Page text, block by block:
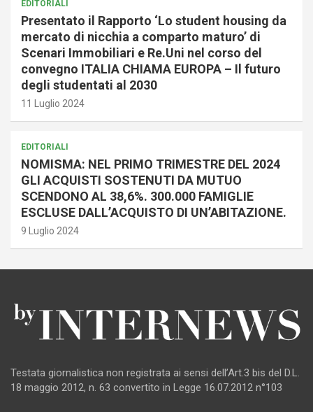
EDITORIALI
Presentato il Rapporto ‘Lo student housing da
mercato di nicchia a comparto maturo’ di
Scenari Immobiliari e Re.Uni nel corso del
convegno ITALIA CHIAMA EUROPA – Il futuro
degli studentati al 2030
11 Luglio 2024
EDITORIALI
NOMISMA: NEL PRIMO TRIMESTRE DEL 2024
GLI ACQUISTI SOSTENUTI DA MUTUO
SCENDONO AL 38,6%. 300.000 FAMIGLIE
ESCLUSE DALL’ACQUISTO DI UN’ABITAZIONE.
9 Luglio 2024
Testata giornalistica non registrata ai sensi dell’Art.3 bis del D.L.
18 maggio 2012, n. 63 convertito in Legge 16.07.2012 n°103